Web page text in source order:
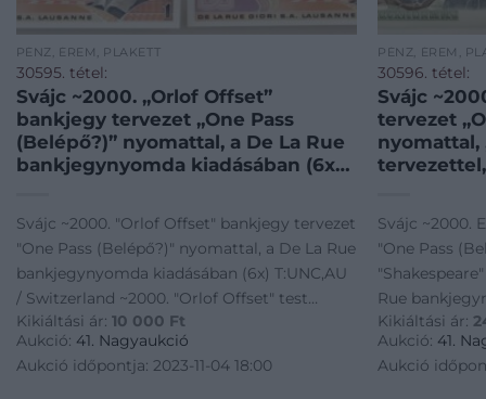
PÉNZ, ÉREM, PLAKETT
30595. tétel:
Svájc ~2000. „Orlof Offset”
bankjegy tervezet „One Pass
(Belépő?)” nyomattal, a De La Rue
bankjegynyomda kiadásában (6x)
„One Pass (as a ticket?)” print,
made by the De La Rue banknote
printi
Svájc ~2000. "Orlof Offset" bankjegy tervezet
"One Pass (Belépő?)" nyomattal, a De La Rue
bankjegynyomda kiadásában (6x) T:UNC,AU
/ Switzerland ~2000. "Orlof Offset" test
banknote with "One Pass (as a ticket?)"
print, made by the De La Rue banknote
printi
Kikiáltási ár: 10 000 Ft
Aukció: 41. Nagyaukció
Aukció időpontja: 2023-11-04 18:00
PÉNZ, ÉREM,
30596. tétel:
Svájc
tervezet
nyomattal,
One-
„One
„Shake
Svájc ~2000.
"One Pass
Rue
T:UNC,AU /
test banknote
print, with
Kikiáltási ár:
Aukció: 41.
Aukció